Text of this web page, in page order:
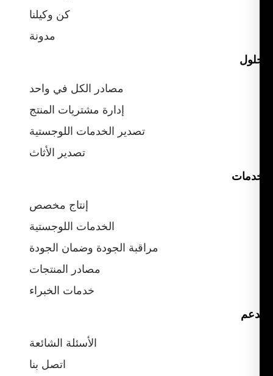
كن وكيلنا
مدونة
مصادر الكل في واحد
إدارة مشتريات المنتج
تصدير الخدمات اللوجستية
تصدير الأثاث
إنتاج مخصص
الخدمات اللوجستية
مراقبة الجودة وضمان الجودة
مصادر المنتجات
خدمات الخبراء
الأسئلة الشائعة
اتصل بنا